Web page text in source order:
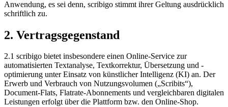
Anwendung, es sei denn, scribigo stimmt ihrer Geltung ausdrücklich
schriftlich zu.
2. Vertragsgegenstand
2.1 scribigo bietet insbesondere einen Online-Service zur
automatisierten Textanalyse, Textkorrektur, Übersetzung und -
optimierung unter Einsatz von künstlicher Intelligenz (KI) an. Der
Erwerb und Verbrauch von Nutzungsvolumen („Scribits“),
Document-Flats, Flatrate-Abonnements und vergleichbaren digitalen
Leistungen erfolgt über die Plattform bzw. den Online-Shop.